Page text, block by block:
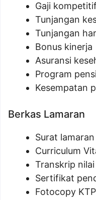
Gaji kompetitif
Tunjangan
Tunjangan
Bonus kinerja
Asuransi
Program
Kesempatan
Berkas Lamaran
Surat
Curriculum
Transkrip nilai
Sertifikat
Fotocopy KTP